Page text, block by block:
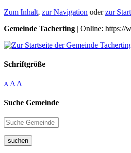
Zum Inhalt, zur Navigation oderzur
Gemeinde Tacherting | Online: https://
Schriftgröße
A A A
Suche Gemeinde
suchen